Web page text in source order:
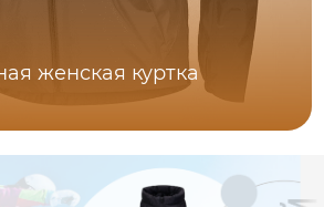
женская куртка